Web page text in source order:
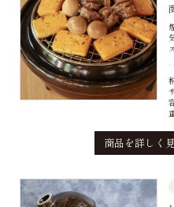
商品を詳しく